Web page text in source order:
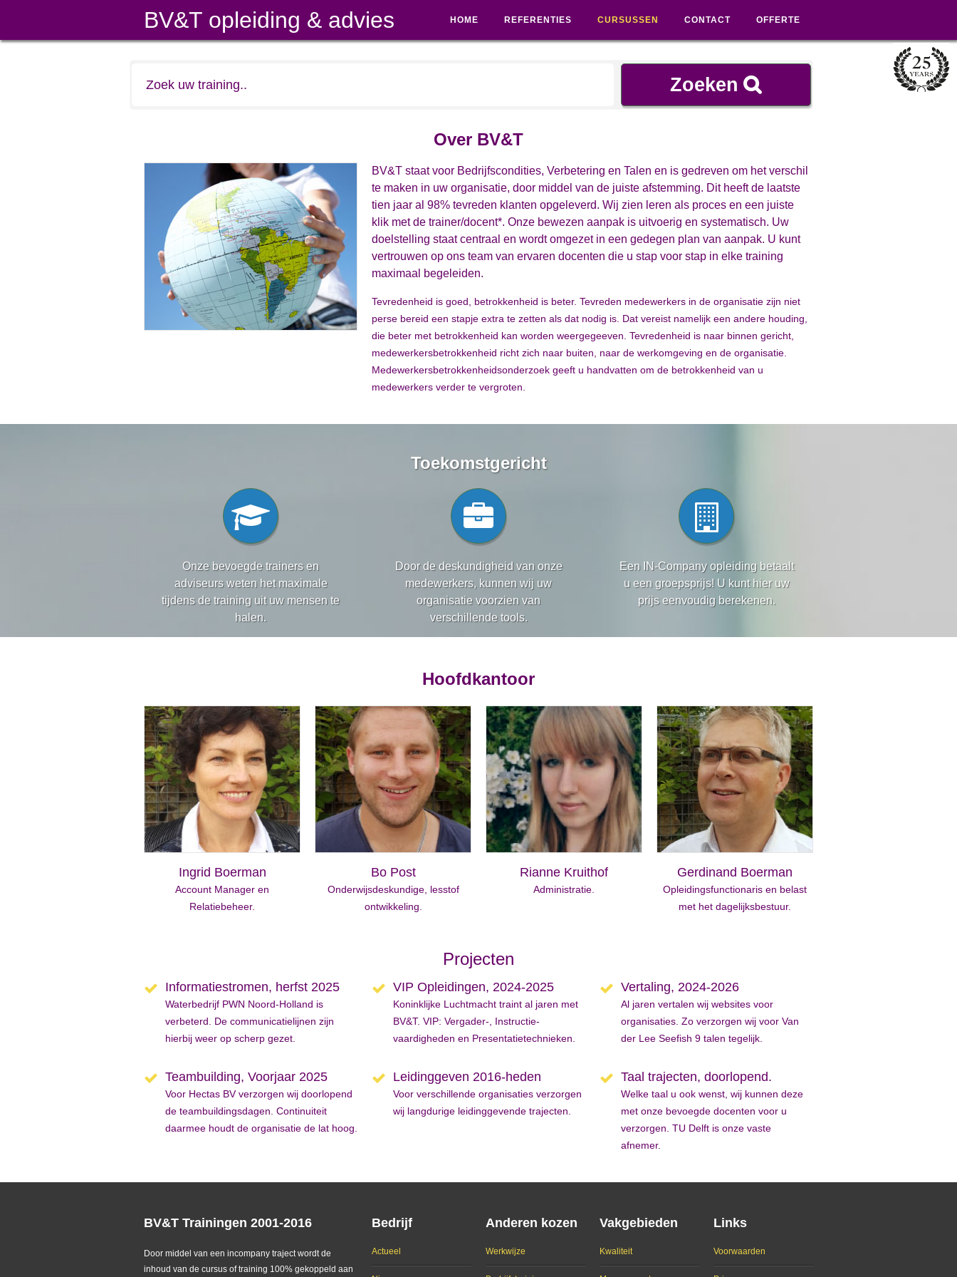
BV&T opleiding & advies HOME REFERENTIES CURSUSSEN CONTACT OFFERTE
Over BV&T
BV&T staat voor Bedrijfscondities, Verbetering en Talen en is gedreven om het verschil
te maken in uw organisatie, door middel van de juiste afstemming. Dit heeft de laatste
tien jaar al 98% tevreden klanten opgeleverd. Wij zien leren als proces en een juiste
klik met de trainer/docent*. Onze bewezen aanpak is uitvoerig en systematisch. Uw
doelstelling staat centraal en wordt omgezet in een gedegen plan van aanpak. U kunt
vertrouwen op ons team van ervaren docenten die u stap voor stap in elke training
maximaal begeleiden.
Tevredenheid is goed, betrokkenheid is beter. Tevreden medewerkers in de organisatie zijn niet
perse bereid een stapje extra te zetten als dat nodig is. Dat vereist namelijk een andere houding,
die beter met betrokkenheid kan worden weergegeeven. Tevredenheid is naar binnen gericht,
medewerkersbetrokkenheid richt zich naar buiten, naar de werkomgeving en de organisatie.
Medewerkersbetrokkenheidsonderzoek geeft u handvatten om de betrokkenheid van u
medewerkers verder te vergroten.
Toekomstgericht
Onze bevoegde trainers en
adviseurs weten het maximale
tijdens de training uit uw mensen te
halen.
Door de deskundigheid van onze
medewerkers, kunnen wij uw
organisatie voorzien van
verschillende tools.
Een IN-Company opleiding betaalt
u een groepsprijs! U kunt hier uw
prijs eenvoudig berekenen.
Hoofdkantoor
Ingrid Boerman
Account Manager en
Relatiebeheer.
Bo Post
Onderwijsdeskundige, lesstof
ontwikkeling.
Rianne Kruithof
Administratie.
Gerdinand Boerman
Opleidingsfunctionaris en belast
met het dagelijksbestuur.
Projecten
Informatiestromen, herfst 2025
Waterbedrijf PWN Noord-Holland is
verbeterd. De communicatielijnen zijn
hierbij weer op scherp gezet.
VIP Opleidingen, 2024-2025
Koninklijke Luchtmacht traint al jaren met
BV&T. VIP: Vergader-, Instructie-
vaardigheden en Presentatietechnieken.
Vertaling, 2024-2026
Al jaren vertalen wij websites voor
organisaties. Zo verzorgen wij voor Van
der Lee Seefish 9 talen tegelijk.
Teambuilding, Voorjaar 2025
Voor Hectas BV verzorgen wij doorlopend
de teambuildingsdagen. Continuiteit
daarmee houdt de organisatie de lat hoog.
Leidinggeven 2016-heden
Voor verschillende organisaties verzorgen
wij langdurige leidinggevende trajecten.
Taal trajecten, doorlopend.
Welke taal u ook wenst, wij kunnen deze
met onze bevoegde docenten voor u
verzorgen. TU Delft is onze vaste
afnemer.
BV&T Trainingen 2001-2016
Door middel van een incompany traject wordt de
inhoud van de cursus of training 100% gekoppeld aan
Bedrijf
Actueel
Anderen kozen
Werkwijze
Vakgebieden
Kwaliteit
Links
Voorwaarden